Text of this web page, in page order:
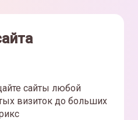
сайты любой
визиток до больших